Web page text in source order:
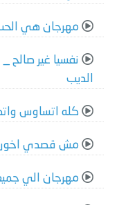
مهرجان هي
نفسيا غير صالح
الديب
كله اتساوس
مش قصدي
مهرجان الي